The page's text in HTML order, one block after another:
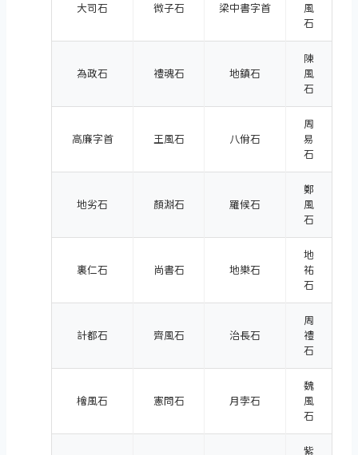
大司石 微子石 梁中書字首
風
石
為政石 禮魂石 地鎮石
陳
風
石
高廉字首 王風石 八佾石
周
易
石
地劣石 顏淵石 羅候石
鄭
風
石
裏仁石 尚書石 地樂石
地
祐
石
計都石 齊風石 治長石
周
禮
石
檜風石 憲問石 月孛石
魏
風
石
紫